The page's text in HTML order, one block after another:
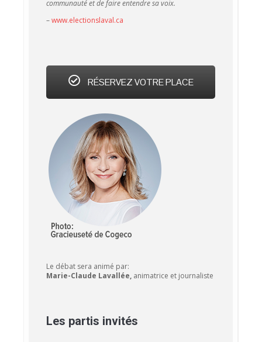
communauté et de faire entendre sa voix.
–www.electionslaval.ca
RÉSERVEZ VOTRE PLACE
Le débat sera animé par:
Marie-Claude Lavallée, animatrice et journaliste
Les partis invités